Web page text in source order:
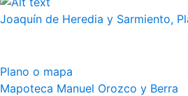
Joaquín de Heredia y Sarmiento,
Plano o mapa
Mapoteca Manuel Orozco y Berra